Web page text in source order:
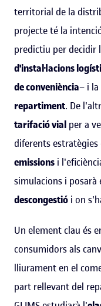
territorial de la
projecte té la
predictiu per decidir
d'instal·lacions
de conveniència– i la
repartiment. De
tarifació vial per a
diferents estratègies
emissions i
simulacions i posarà
descongestió i on
Un element clau és
consumidors als
lliurament en el
part rellevant del